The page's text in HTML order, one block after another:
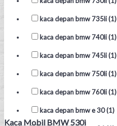
kaca depan bmw 735li (1)
kaca depan bmw 740li (1)
kaca depan bmw 745li (1)
kaca depan bmw 750li (1)
kaca depan bmw 760li (1)
kaca depan bmw e 30 (1)
Kaca Mobil BMW 530i